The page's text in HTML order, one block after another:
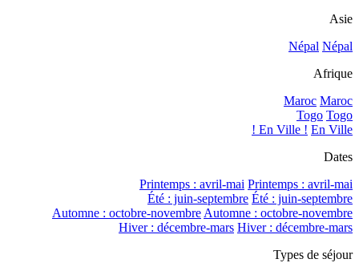
Asie
Népal Népal
Afrique
Maroc Maroc
Togo Togo
En Ville ! En Ville !
Dates
Printemps : avril-mai Printemps : avril-mai
Été : juin-septembre Été : juin-septembre
Automne : octobre-novembreAutomne : octobre-novembre
Hiver : décembre-mars Hiver : décembre-mars
Types de séjour